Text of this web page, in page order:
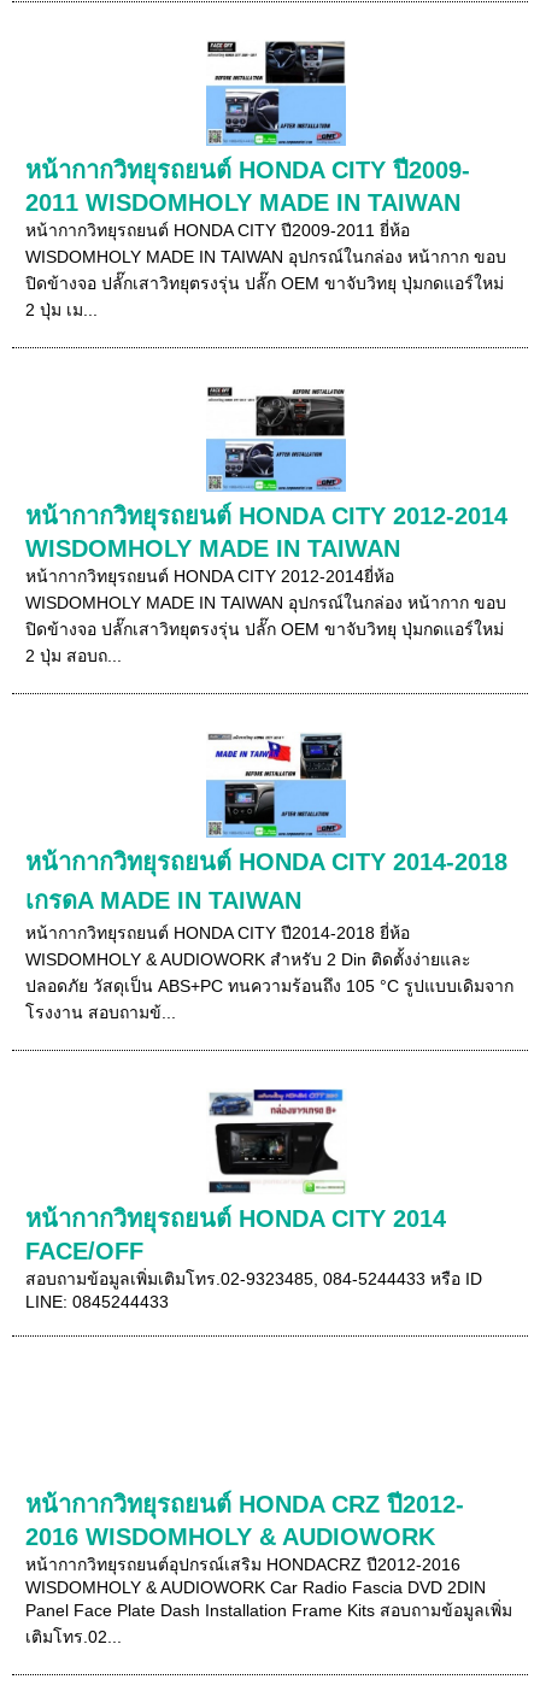
หน้ากากวิทยุรถยนต์ HONDA CITY ปี2009-
2011 WISDOMHOLY MADE IN TAIWAN
หน้ากากวิทยุรถยนต์ HONDA CITY ปี2009-2011 ยี่ห้อ
WISDOMHOLY MADE IN TAIWAN อุปกรณ์ในกล่อง หน้ากาก ขอบ
ปิดข้างจอ ปลั๊กเสาวิทยุตรงรุ่น ปลั๊ก OEM ขาจับวิทยุ ปุ่มกดแอร์ใหม่
2 ปุ่ม เม...
หน้ากากวิทยุรถยนต์ HONDA CITY 2012-2014
WISDOMHOLY MADE IN TAIWAN
หน้ากากวิทยุรถยนต์ HONDA CITY 2012-2014ยี่ห้อ
WISDOMHOLY MADE IN TAIWAN อุปกรณ์ในกล่อง หน้ากาก ขอบ
ปิดข้างจอ ปลั๊กเสาวิทยุตรงรุ่น ปลั๊ก OEM ขาจับวิทยุ ปุ่มกดแอร์ใหม่
2 ปุ่ม สอบถ...
หน้ากากวิทยุรถยนต์ HONDA CITY 2014-2018
เกรดA MADE IN TAIWAN
หน้ากากวิทยุรถยนต์ HONDA CITY ปี2014-2018 ยี่ห้อ
WISDOMHOLY & AUDIOWORK สำหรับ 2 Din ติดตั้งง่ายและ
ปลอดภัย วัสดุเป็น ABS+PC ทนความร้อนถึง 105 °C รูปแบบเดิมจาก
โรงงาน สอบถามข้...
หน้ากากวิทยุรถยนต์ HONDA CITY 2014
FACE/OFF
สอบถามข้อมูลเพิ่มเติมโทร.02-9323485, 084-5244433 หรือ ID
LINE: 0845244433
หน้ากากวิทยุรถยนต์ HONDA CRZ ปี2012-
2016 WISDOMHOLY & AUDIOWORK
หน้ากากวิทยุรถยนต์อุปกรณ์เสริม HONDACRZ ปี2012-2016
WISDOMHOLY & AUDIOWORK Car Radio Fascia DVD 2DIN
Panel Face Plate Dash Installation Frame Kits สอบถามข้อมูลเพิ่ม
เติมโทร.02...